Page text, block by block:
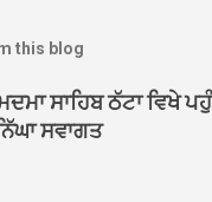
this blog
ਸਾਹਿਬ ਠੱਟਾ ਵਿਖੇ
ਸਵਾਗਤ